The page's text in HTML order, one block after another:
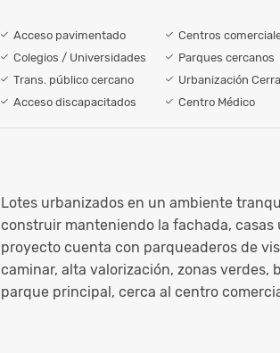
Acceso pavimentado Centros
Colegios / Universidades
Parques cercanos
Trans. público cercano
Urbanización
Acceso discapacitados
Centro Médico
Lotes urbanizados en un ambiente
construir manteniendo la fachada, casas
proyecto cuenta con parqueaderos de
caminar, alta valorización, zonas verdes,
parque principal, cerca al centro